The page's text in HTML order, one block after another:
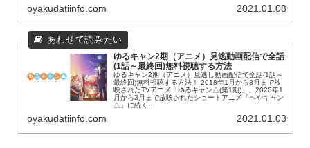
oyakudatiinfo.com 2021.01.08
ゆるキャン2期（アニメ）見逃動画配信で全話
(1話～最終回)無料視聴する方法
ゆるキャン2期（アニメ）見逃し動画配信で全話(1話～
最終回)無料視聴する方法！ 2018年1月から3月まで放
映されたTVアニメ「ゆるキャン△(第1期)」、2020年1
月から3月まで放映されたショートアニメ「へやキャン
△」に続く…
oyakudatiinfo.com 2021.01.03